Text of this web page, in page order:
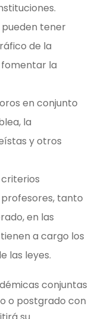
tener
de la
la
en conjunto
la
y otros
tanto
en las
a cargo los
las leyes.
conjuntas
o postgrado con